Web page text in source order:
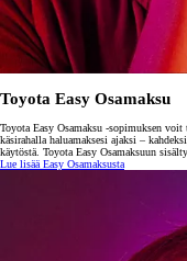
Toyota Easy Osamaksu
Toyota Easy Osamaksu -sopimuksen
käsirahalla haluamaksesi ajaksi –
käytöstä. Toyota Easy Osamaksuun
Lue lisää Easy Osamaksusta